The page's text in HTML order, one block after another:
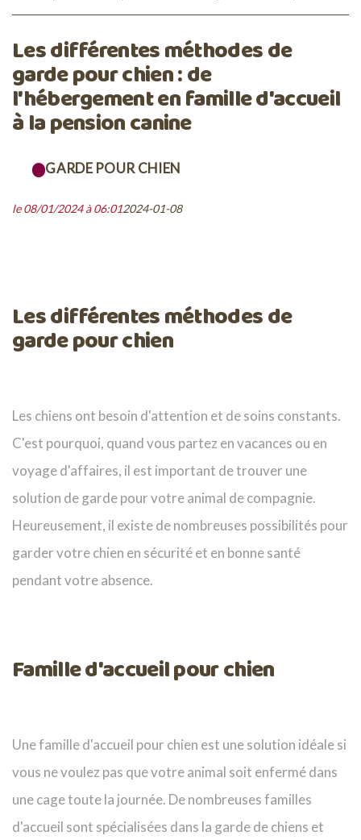
Les différentes méthodes de
garde pour chien : de
l'hébergement en famille d'accueil
à la pension canine
GARDE POUR CHIEN
le 08/01/2024 à 06:012024-01-08
Les différentes méthodes de
garde pour chien
Les chiens ont besoin d'attention et de soins constants.
C'est pourquoi, quand vous partez en vacances ou en
voyage d'affaires, il est important de trouver une
solution de garde pour votre animal de compagnie.
Heureusement, il existe de nombreuses possibilités pour
garder votre chien en sécurité et en bonne santé
pendant votre absence.
Famille d'accueil pour chien
Une famille d'accueil pour chien est une solution idéale si
vous ne voulez pas que votre animal soit enfermé dans
une cage toute la journée. De nombreuses familles
d'accueil sont spécialisées dans la garde de chiens et